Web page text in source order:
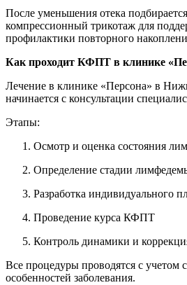
После уменьшения отека
компрессионный трикотаж для
профилактики повторного
Как проходит КФПТ в клинике
Лечение в клинике «Персона» в
начинается с консультации
Этапы:
Осмотр и оценка состояния
Определение стадии
Разработка индивидуального
Проведение курса КФПТ
Контроль динамики и
Все процедуры проводятся с учетом
особенностей заболевания.